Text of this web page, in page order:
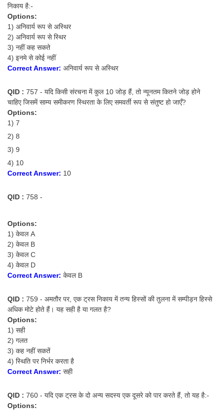
निकाय है:-
Options:
1) अनिवार्य रूप से अस्थिर
2) अनिवार्य रूप से स्थिर
3) नहीं कह सकते
4) इनमे से कोई नहीं
Correct Answer: अनिवार्य रूप से अस्थिर
QID : 757 - यदि किसी संरचना में कुल 10 जोड़ हैं, तो न्यूनतम कितने जोड़ होने
चाहिए जिसमें साम्य समीकरण स्थिरता के लिए समवर्ती रूप से संतुष्ट हो जाएँ?
Options:
1) 7
2) 8
3) 9
4) 10
Correct Answer: 10
QID : 758 -
Options:
1) केवल A
2) केवल B
3) केवल C
4) केवल D
Correct Answer: केवल B
QID : 759 - अमतौर पर, एक ट्रस निकाय में तन्य हिस्सों की तुलना में सम्पीड़न हिस्से
अधिक मोटे होते हैं। यह सही है या गलत है?
Options:
1) सही
2) गलत
3) कह नहीं सकतें
4) स्थिति पर निर्भर करता है
Correct Answer: सही
QID : 760 - यदि एक ट्रस के दो अन्य सदस्य एक दूसरे को पार करते हैं, तो यह है:-
Options: